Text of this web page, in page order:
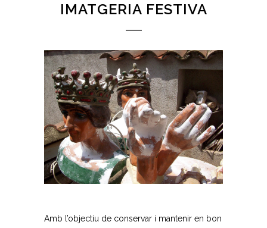
IMATGERIA FESTIVA
Amb l’objectiu de conservar i mantenir en bon